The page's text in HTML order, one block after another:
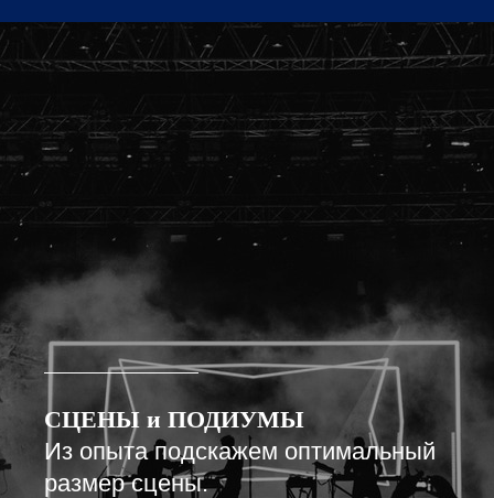
СЦЕНЫ и ПОДИУМЫ
Из опыта подскажем оптимальный
размер сцены.